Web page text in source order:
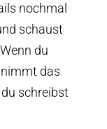
nochmal
schaust
du
das
schreibst